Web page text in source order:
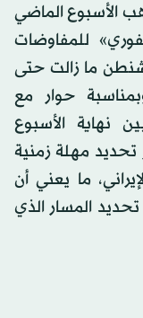
الأسبوع الماضي
للمفاوضات
ما زالت حتى
حوار مع
نهاية الأسبوع
مهلة زمنية
ما يعني أن
المسار الذي